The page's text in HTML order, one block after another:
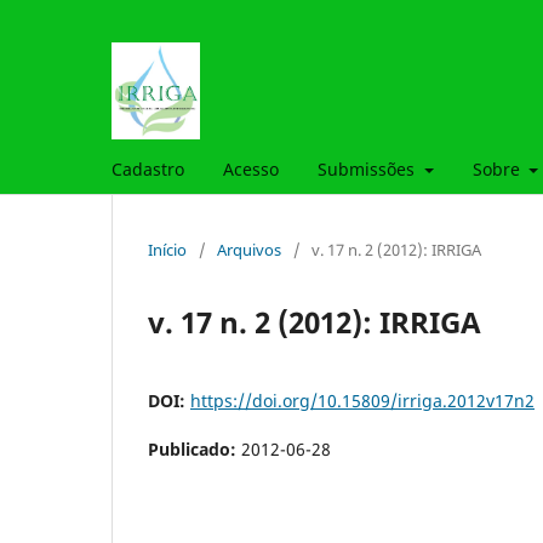
Cadastro Acesso Submissões Sobre
Início / Arquivos / v. 17 n. 2 (2012): IRRIGA
v. 17 n. 2 (2012): IRRIGA
DOI: https://doi.org/10.15809/irriga.2012v17n2
Publicado: 2012-06-28